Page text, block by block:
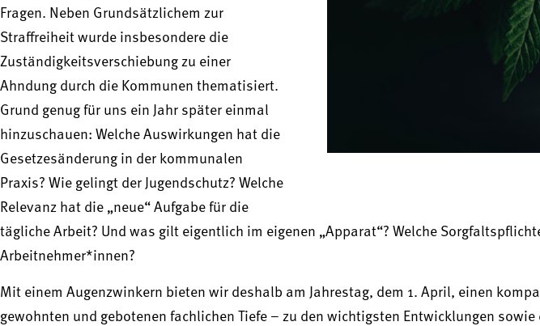
Fragen. Neben Grundsätzlichem zur
Straffreiheit wurde insbesondere die
Zuständigkeitsverschiebung zu einer
Ahndung durch die Kommunen thematisiert.
Grund genug für uns ein Jahr später einmal
hinzuschauen: Welche Auswirkungen hat die
Gesetzesänderung in der kommunalen
Praxis? Wie gelingt der Jugendschutz? Welche
Relevanz hat die „neue“ Aufgabe für die
tägliche Arbeit? Und was gilt eigentlich im eigenen „Apparat“? Welche
Arbeitnehmer*innen?
Mit einem Augenzwinkern bieten wir deshalb am Jahrestag, dem 1. April, einen
gewohnten und gebotenen fachlichen Tiefe – zu den wichtigsten Entwicklungen